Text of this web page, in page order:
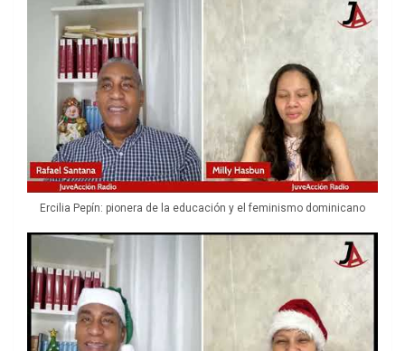
Ercilia Pepín: pionera de la educación y el feminismo dominicano